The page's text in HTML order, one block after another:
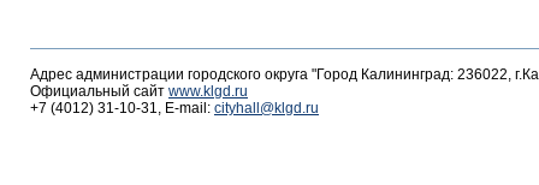
Адрес администрации городского округа "Город Калининград: 236022,
Официальный сайт www.klgd.ru
+7 (4012) 31-10-31, E-mail: cityhall@klgd.ru